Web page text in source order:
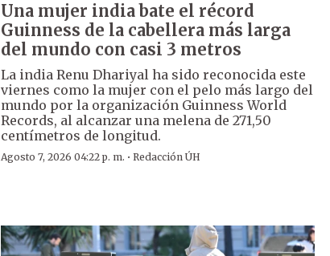
Una mujer india bate el récord
Guinness de la cabellera más larga
del mundo con casi 3 metros
La india Renu Dhariyal ha sido reconocida este
viernes como la mujer con el pelo más largo del
mundo por la organización Guinness World
Records, al alcanzar una melena de 271,50
centímetros de longitud.
Agosto 7, 2026 04:22 p. m. ·Redacción ÚH